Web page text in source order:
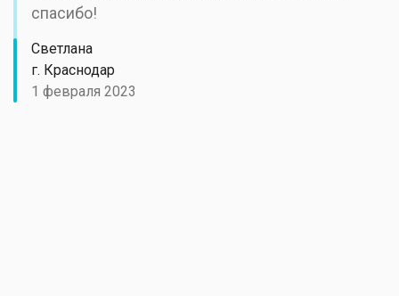
спасибо!
Светлана
г. Краснодар
1 февраля 2023